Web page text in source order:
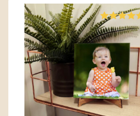
Waardering
5.00
uit 5